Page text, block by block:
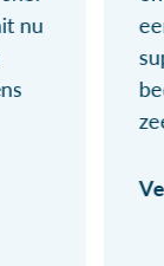
nu